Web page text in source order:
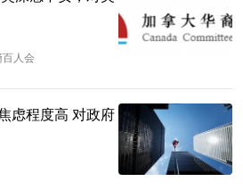
百人会
虑程度高 对政府